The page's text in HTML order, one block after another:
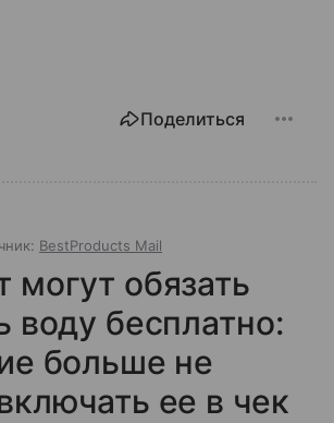
Поделиться
BestProducts Mail
обязать
воду бесплатно:
больше не
ее в чек